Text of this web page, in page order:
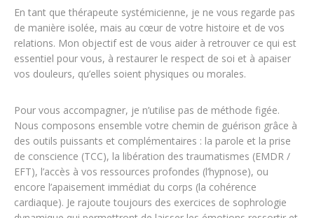
En tant que thérapeute systémicienne, je ne vous regarde pas
de manière isolée, mais au cœur de votre histoire et de vos
relations. Mon objectif est de vous aider à retrouver ce qui est
essentiel pour vous, à restaurer le respect de soi et à apaiser
vos douleurs, qu’elles soient physiques ou morales.
Pour vous accompagner, je n’utilise pas de méthode figée.
Nous composons ensemble votre chemin de guérison grâce à
des outils puissants et complémentaires : la parole et la prise
de conscience (TCC), la libération des traumatismes (EMDR /
EFT), l’accès à vos ressources profondes (l’hypnose), ou
encore l’apaisement immédiat du corps (la cohérence
cardiaque). Je rajoute toujours des exercices de sophrologie